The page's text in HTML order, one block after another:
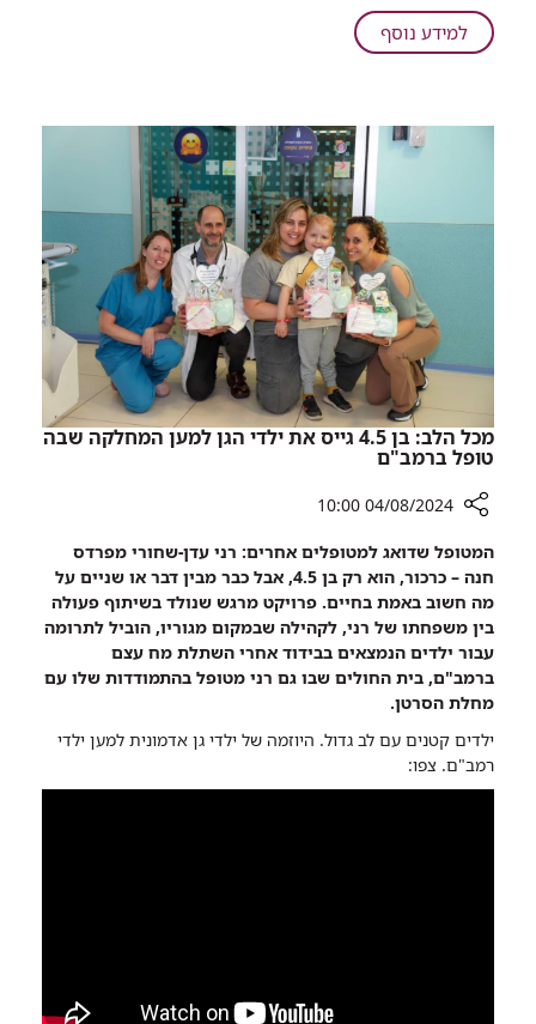
למידע נוסףעל
"25
כאבים
עזים
הסתיימו
ברגע":
כך
מטפלים
ברמב"ם
בבעיה
רפואית
שמייסרת
את
החולים
מכל הלב: בן 4.5 גייס את ילדי הגן למען המחלקה שבה
טופל ברמב"ם
שיתוף
מכל
הלב:
4.5
גייס
את
ילדי
הגן
למען
04/08/2024 10:00
המטופל שדואג למטופלים אחרים: רני עדן-שחורי מפרדס
חנה – כרכור, הוא רק בן 4.5, אבל כבר מבין דבר או שניים על
מה חשוב באמת בחיים. פרויקט מרגש שנולד בשיתוף פעולה
בין משפחתו של רני, לקהילה שבמקום מגוריו, הוביל לתרומה
עבור ילדים הנמצאים בבידוד אחרי השתלת מח עצם
ברמב"ם, בית החולים שבו גם רני מטופל בהתמודדות שלו עם
מחלת הסרטן.
ילדים קטנים עם לב גדול. היוזמה של ילדי גן אדמונית למען ילדי
רמב"ם. צפו: